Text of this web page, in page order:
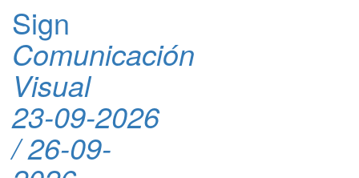
Sign
Comunicación
Visual
23-09-2026
/ 26-09-